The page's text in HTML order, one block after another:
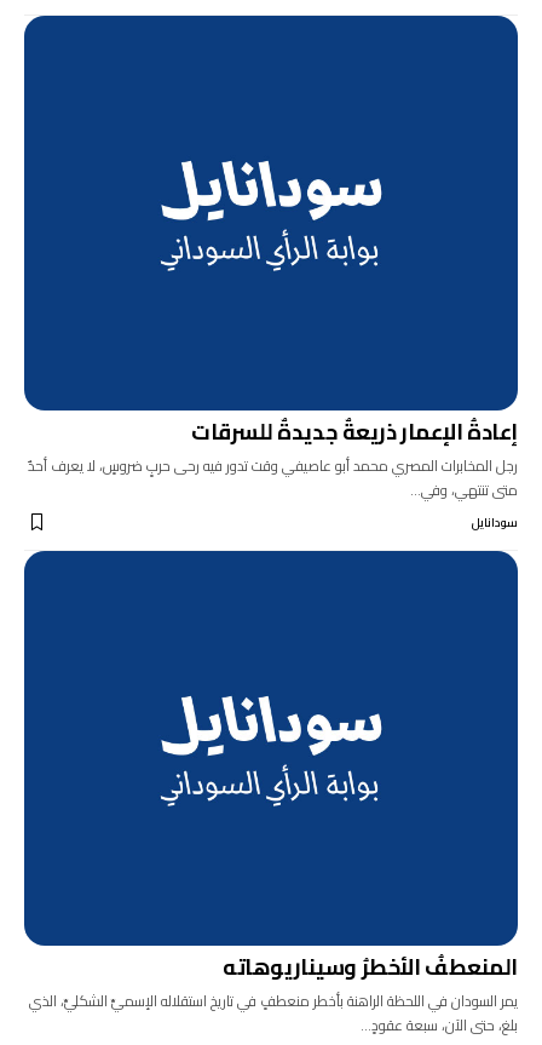
إعادةُ الإعمار ذريعةٌ جديدةٌ للسرقات
رجل المخابرات المصري محمد أبو عاصيفي وقت تدور فيه رحى حربٍ ضروسٍ، لا يعرف أحدٌ
متى تنتهي، وفي…
سودانايل
المنعطفُ الأخطرُ وسيناريوهاته
يمر السودان في اللحظة الراهنة بأخطر منعطفٍ في تاريخ استقلاله الإسميِّ الشكليِّ، الذي
بلغ، حتى الآن، سبعة عقودٍ…